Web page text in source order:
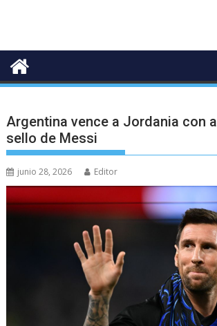
Argentina vence a Jordania con
sello de Messi
junio 28, 2026 Editor